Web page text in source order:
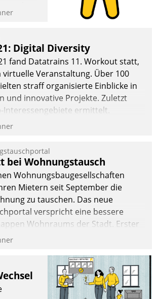
und -Digital Diversity
fand Datatrains 11. Workout statt,
virtuelle Veranstaltung. Über 100
straff organisierte Einblicke in
und innovative Projekte. Zuletzt
Interessengebiete ermittelt.
bei Wohnungstausch
Wohnungsbaugesellschaften
Mietern seit September die
zu tauschen. Das neue
verspricht eine bessere
Wohnraums der Stadt. Erster
für Datatrains Lösung API-Hub mit